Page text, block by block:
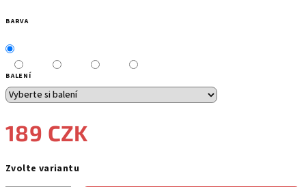
BARVA
BALENÍ
189 CZK
cena:
Zvolte variantu